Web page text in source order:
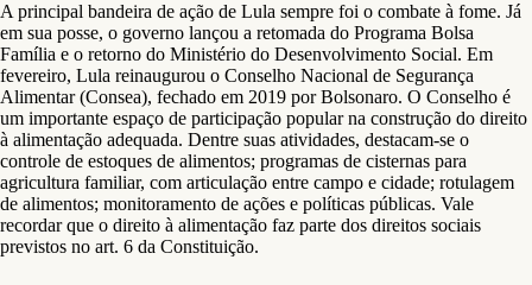
A principal bandeira de ação de Lula sempre foi o combate à fome. Já
em sua posse, o governo lançou a retomada do Programa Bolsa
Família e o retorno do Ministério do Desenvolvimento Social. Em
fevereiro, Lula reinaugurou o Conselho Nacional de Segurança
Alimentar (Consea), fechado em 2019 por Bolsonaro. O Conselho é
um importante espaço de participação popular na construção do direito
à alimentação adequada. Dentre suas atividades, destacam-se o
controle de estoques de alimentos; programas de cisternas para
agricultura familiar, com articulação entre campo e cidade; rotulagem
de alimentos; monitoramento de ações e políticas públicas. Vale
recordar que o direito à alimentação faz parte dos direitos sociais
previstos no art. 6 da Constituição.